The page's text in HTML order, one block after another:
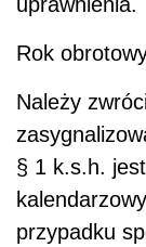
Rok
Należy
§ 1 k.s.h.
przypadku